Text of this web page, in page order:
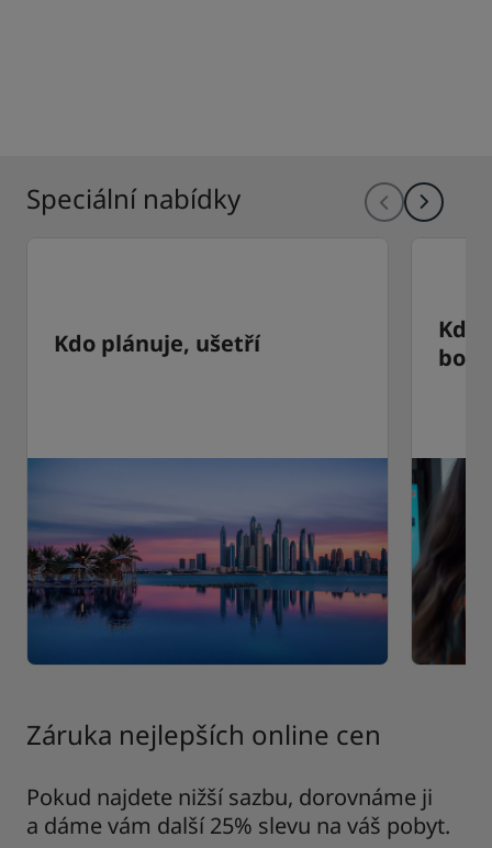
Speciální nabídky
Kdo plánuje, ušetří
Kdo
Záruka nejlepších online cen
Pokud najdete nižší sazbu, dorovnáme ji
a dáme vám další 25% slevu na váš pobyt.